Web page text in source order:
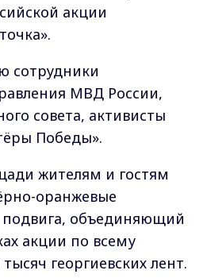
акции
сотрудники
МВД России,
совета, активисты
Победы».
жителям и гостям
оранжевые
объединяющий
акции по всему
георгиевских лент.